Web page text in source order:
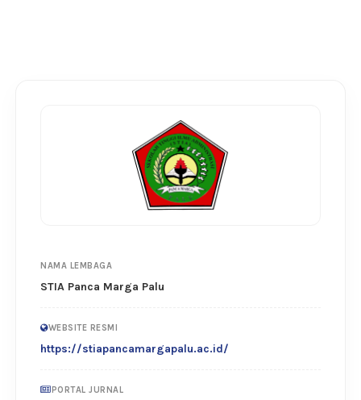
NAMA LEMBAGA
STIA Panca Marga Palu
WEBSITE RESMI
https://stiapancamargapalu.ac.id/
PORTAL JURNAL